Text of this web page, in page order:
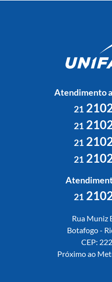
Atendimento
21
21
21
21
21
Rua Muniz
Botafogo -
CEP:
Próximo ao